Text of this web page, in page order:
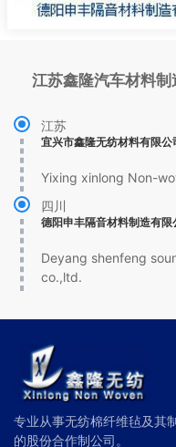
江苏鑫隆汽车材料
江苏
宜兴市鑫隆无纺材料有限公
Yixing xinlong Non-
四川
德阳申丰隔音材料制造有限
Deyang shenfeng
co.,ltd.
专业从事无纺棉纤维毡及其
的股份合作制公司。